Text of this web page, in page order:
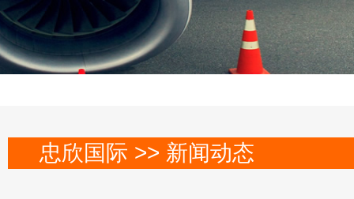
忠欣国际 >> 新闻动态